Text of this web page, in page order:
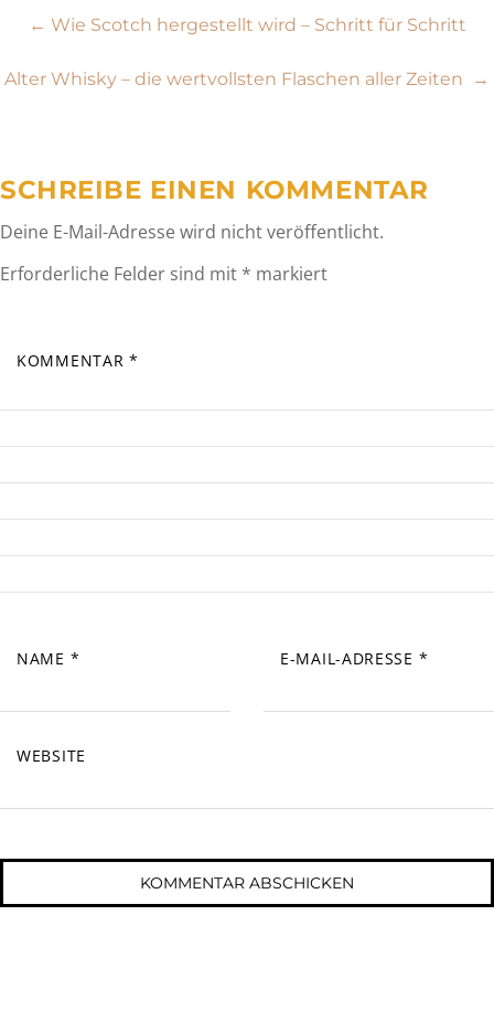
Beitragsnavigation
← Wie Scotch hergestellt wird – Schritt für Schritt
Alter Whisky – die wertvollsten Flaschen aller Zeiten →
SCHREIBE EINEN KOMMENTAR
Deine E-Mail-Adresse wird nicht veröffentlicht.
Erforderliche Felder sind mit * markiert
KOMMENTAR *
NAME * E-MAIL-ADRESSE *
WEBSITE